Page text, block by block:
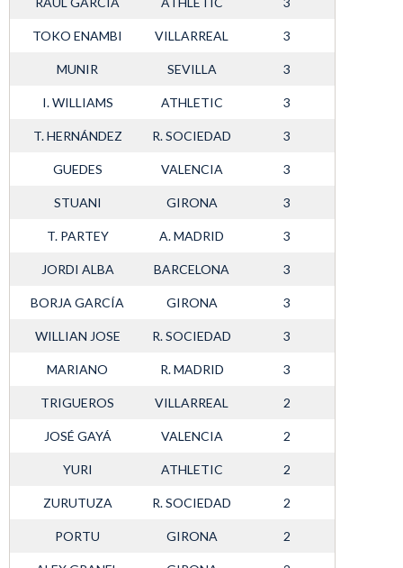
TOKO ENAMBI VILLARREAL 3
MUNIR SEVILLA 3
I. WILLIAMS ATHLETIC 3
T. HERNÁNDEZ R. SOCIEDAD 3
GUEDES VALENCIA 3
STUANI GIRONA 3
T. PARTEY A. MADRID 3
JORDI ALBA BARCELONA 3
BORJA GARCÍA GIRONA 3
WILLIAN JOSE R. SOCIEDAD 3
MARIANO R. MADRID 3
TRIGUEROS VILLARREAL 2
JOSÉ GAYÁ VALENCIA 2
YURI ATHLETIC 2
ZURUTUZA R. SOCIEDAD 2
PORTU GIRONA 2